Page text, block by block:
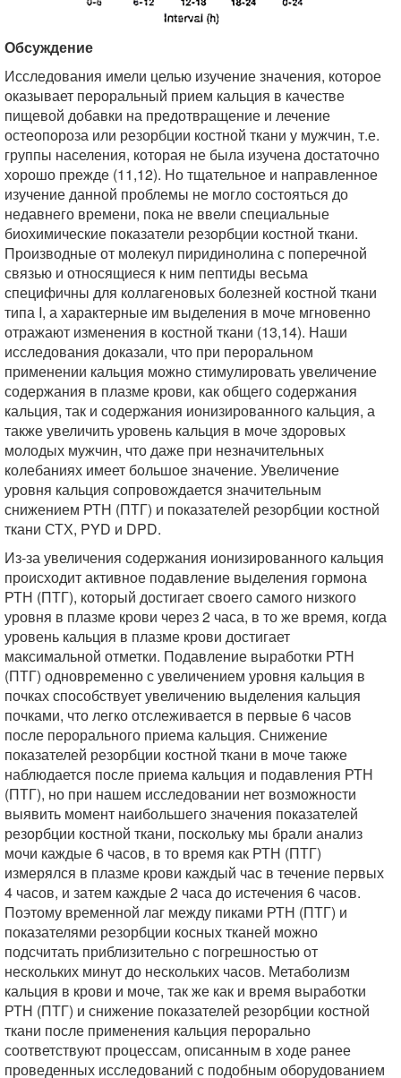
Обсуждение
Исследования имели целью изучение значения, которое
оказывает пероральный прием кальция в качестве
пищевой добавки на предотвращение и лечение
остеопороза или резорбции костной ткани у мужчин, т.е.
группы населения, которая не была изучена достаточно
хорошо прежде (11,12). Но тщательное и направленное
изучение данной проблемы не могло состояться до
недавнего времени, пока не ввели специальные
биохимические показатели резорбции костной ткани.
Производные от молекул пиридинолина с поперечной
связью и относящиеся к ним пептиды весьма
специфичны для коллагеновых болезней костной ткани
типа I, а характерные им выделения в моче мгновенно
отражают изменения в костной ткани (13,14). Наши
исследования доказали, что при пероральном
применении кальция можно стимулировать увеличение
содержания в плазме крови, как общего содержания
кальция, так и содержания ионизированного кальция, а
также увеличить уровень кальция в моче здоровых
молодых мужчин, что даже при незначительных
колебаниях имеет большое значение. Увеличение
уровня кальция сопровождается значительным
снижением РТН (ПТГ) и показателей резорбции костной
ткани СТХ, PYD и DPD.
Из-за увеличения содержания ионизированного кальция
происходит активное подавление выделения гормона
РТН (ПТГ), который достигает своего самого низкого
уровня в плазме крови через 2 часа, в то же время, когда
уровень кальция в плазме крови достигает
максимальной отметки. Подавление выработки РТН
(ПТГ) одновременно с увеличением уровня кальция в
почках способствует увеличению выделения кальция
почками, что легко отслеживается в первые 6 часов
после перорального приема кальция. Снижение
показателей резорбции костной ткани в моче также
наблюдается после приема кальция и подавления РТН
(ПТГ), но при нашем исследовании нет возможности
выявить момент наибольшего значения показателей
резорбции костной ткани, поскольку мы брали анализ
мочи каждые 6 часов, в то время как РТН (ПТГ)
измерялся в плазме крови каждый час в течение первых
4 часов, и затем каждые 2 часа до истечения 6 часов.
Поэтому временной лаг между пиками РТН (ПТГ) и
показателями резорбции косных тканей можно
подсчитать приблизительно с погрешностью от
нескольких минут до нескольких часов. Метаболизм
кальция в крови и моче, так же как и время выработки
РТН (ПТГ) и снижение показателей резорбции костной
ткани после применения кальция перорально
соответствуют процессам, описанным в ходе ранее
проведенных исследований с подобным оборудованием